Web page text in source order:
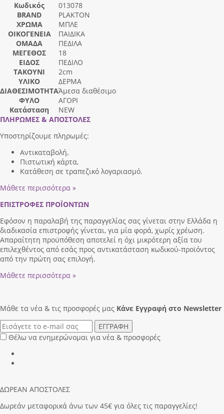
Κωδικός
013078
BRAND
PLAKTON
ΧΡΩΜΑ
ΜΠΛΕ
ΟΙΚΟΓΕΝΕΙΑ
ΠΑΙΔΙΚΑ
ΟΜΑΔΑ
ΠΕΔΙΛΑ
ΜΕΓΕΘΟΣ
18
ΕΙΔΟΣ
ΠΕΔΙΛΟ
ΤΑΚΟΥΝΙ
2cm
ΥΛΙΚΟ
ΔΕΡΜΑ
ΔΙΑΘΕΣΙΜΟΤΗΤΑΆμεσα διαθέσιμο
ΦΥΛΟ
ΑΓΟΡΙ
Κατάσταση
NEW
ΠΛΗΡΩΜΕΣ & ΑΠΟΣΤΟΛΕΣ
Υποστηρίζουμε πληρωμές:
Αντικαταβολή,
Πιστωτική κάρτα,
Κατάθεση σε τραπεζικό λογαριασμό.
Μάθετε περισσότερα »
ΕΠΙΣΤΡΟΦΕΣ ΠΡΟΪΟΝΤΩΝ
Εφόσον η παραλαβή της παραγγελίας σας γίνεται στην Ελλάδα η
διαδικασία επιστροφής γίνεται, για μία φορά, χωρίς χρέωση.
Απαραίτητη προϋπόθεση αποτελεί η όχι μικρότερη αξία του
επιλεχθέντος από εσάς προς αντικατάσταση κωδικού-προϊόντος
από την πρώτη σας επιλογή.
Μάθετε περισσότερα »
Μάθε τα νέα & τις προσφορές μας Κάνε Eγγραφή στο Newsletter
ΕΓΓΡΑΦΗ
Θέλω να ενημερώνομαι για νέα & προσφορές
ΔΩΡΕΑΝ ΑΠΟΣΤΟΛΕΣ
Δωρεάν μεταφορικά άνω των 45€ για όλες τις παραγγελίες!